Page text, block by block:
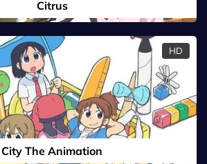
Citrus
HD
City The Animation